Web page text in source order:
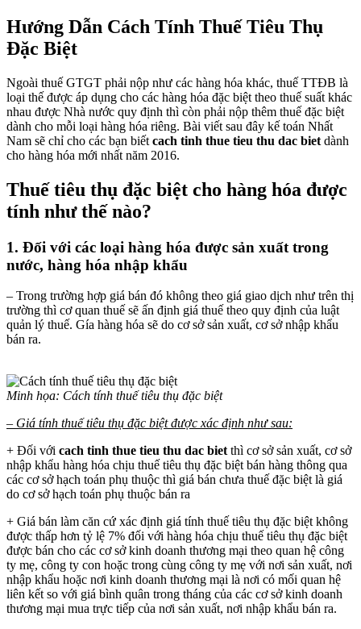
Hướng Dẫn Cách Tính Thuế Tiêu Thụ
Đặc Biệt
Ngoài thuế GTGT phải nộp như các hàng hóa khác, thuế TTĐB là
loại thế được áp dụng cho các hàng hóa đặc biệt theo thuế suất khác
nhau được Nhà nước quy định thì còn phải nộp thêm thuế đặc biệt
dành cho mỗi loại hàng hóa riêng. Bài viết sau đây kế toán Nhất
Nam sẽ chỉ cho các bạn biết cach tinh thue tieu thu dac biet dành
cho hàng hóa mới nhất năm 2016.
Thuế tiêu thụ đặc biệt cho hàng hóa được
tính như thế nào?
1. Đối với các loại hàng hóa được sản xuất trong
nước, hàng hóa nhập khẩu
– Trong trường hợp giá bán đó không theo giá giao dịch như trên thị
trường thì cơ quan thuế sẽ ấn định giá thuế theo quy định của luật
quản lý thuế. Gía hàng hóa sẽ do cơ sở sản xuất, cơ sở nhập khẩu
bán ra.
Minh họa: Cách tính thuế tiêu thụ đặc biệt
– Giá tính thuế tiêu thụ đặc biệt được xác định như sau:
+ Đối với cach tinh thue tieu thu dac biet thì cơ sở sản xuất, cơ sở
nhập khẩu hàng hóa chịu thuế tiêu thụ đặc biệt bán hàng thông qua
các cơ sở hạch toán phụ thuộc thì giá bán chưa thuế đặc biệt là giá
do cơ sở hạch toán phụ thuộc bán ra
+ Giá bán làm căn cứ xác định giá tính thuế tiêu thụ đặc biệt không
được thấp hơn tỷ lệ 7% đối với hàng hóa chịu thuế tiêu thụ đặc biệt
được bán cho các cơ sở kinh doanh thương mại theo quan hệ công
ty mẹ, công ty con hoặc trong cùng công ty mẹ với nơi sản xuất, nơi
nhập khẩu hoặc nơi kinh doanh thương mại là nơi có mối quan hệ
liên kết so với giá bình quân trong tháng của các cơ sở kinh doanh
thương mại mua trực tiếp của nơi sản xuất, nơi nhập khẩu bán ra.